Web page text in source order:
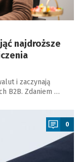
najdroższe
i zaczynają
B2B. Zdaniem …
0